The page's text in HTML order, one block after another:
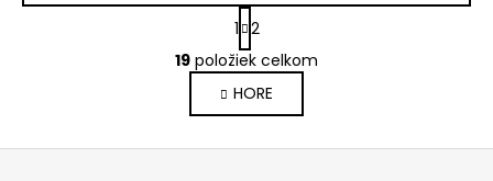
O
v
l
á
d
S
t
r
á
n
k
1 2
19 položiek celkom
HORE
Z